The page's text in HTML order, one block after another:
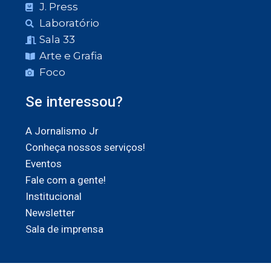
J. Press
Laboratório
Sala 33
Arte e Grafia
Foco
Se interessou?
A Jornalismo Jr
Conheça nossos serviços!
Eventos
Fale com a gente!
Institucional
Newsletter
Sala de imprensa